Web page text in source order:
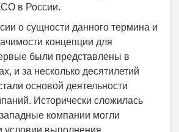
в России.
о сущности данного термина и
концепции для
были представлены в
и за несколько десятилетий
основой деятельности
Исторически сложилась
компании могли